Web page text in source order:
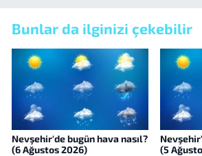
Bunlar da ilginizi çekebilir
Nevşehir'de bugün hava nasıl?
(6 Ağustos 2026)
(5